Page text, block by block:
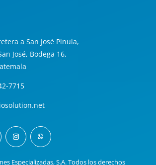
a San José Pinula,
José, Bodega 16,
7715
Especializadas, S.A. Todos los derechos